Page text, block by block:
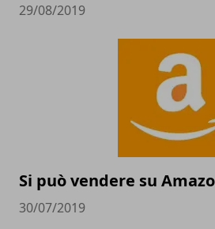
29/08/2019
Si può vendere su
30/07/2019